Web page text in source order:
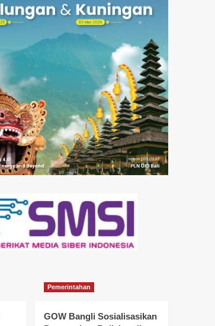
Pemerintahan
GOW Bangli Sosialisasikan